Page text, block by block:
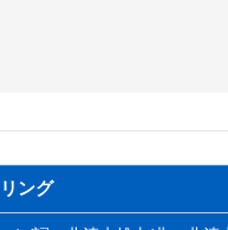
ング